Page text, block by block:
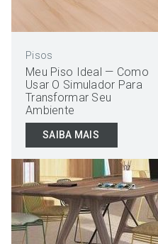
Pisos
Meu Piso Ideal — Como
Usar O Simulador Para
Transformar Seu
Ambiente
SAIBA MAIS